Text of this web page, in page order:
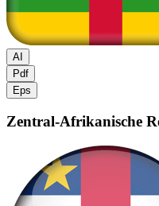
AI
Pdf
Eps
Zentral-Afrikanische